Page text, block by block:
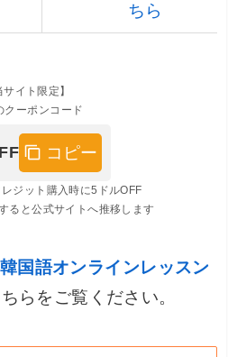
ちら
サイト限定】
クーポンコード
コピー
ジット購入時に5ドルOFF
ると公式サイトへ推移します
国語オンラインレッスン
らをご覧ください。